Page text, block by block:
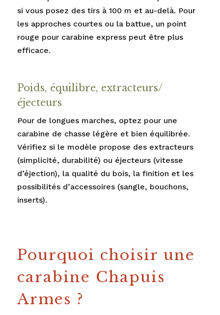
si vous posez des tirs à 100 m et au-delà. Pour
les approches courtes ou la battue, un point
rouge pour carabine express peut être plus
efficace.
Poids, équilibre, extracteurs/
éjecteurs
Pour de longues marches, optez pour une
carabine de chasse légère et bien équilibrée.
Vérifiez si le modèle propose des extracteurs
(simplicité, durabilité) ou éjecteurs (vitesse
d’éjection), la qualité du bois, la finition et les
possibilités d’accessoires (sangle, bouchons,
inserts).
Pourquoi choisir une
carabine Chapuis
Armes ?